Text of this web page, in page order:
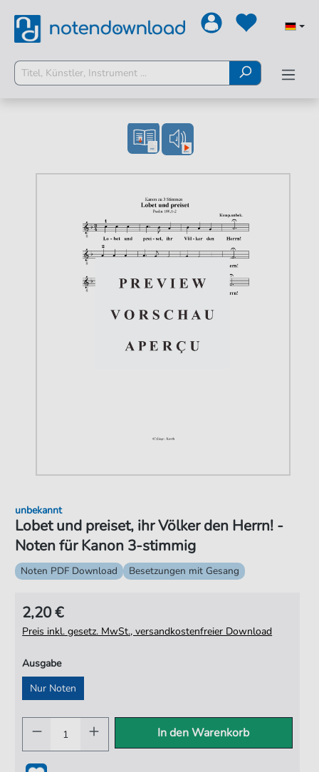
Lobet und preiset, ihr Völker den Herrn! -
Noten für Kanon 3-stimmig
unbekannt
Noten PDF Download Besetzungen mit Gesang
2,20 €
Preis inkl. gesetz. MwSt., versandkostenfreier Download
Ausgabe
Nur Noten
In den Warenkorb